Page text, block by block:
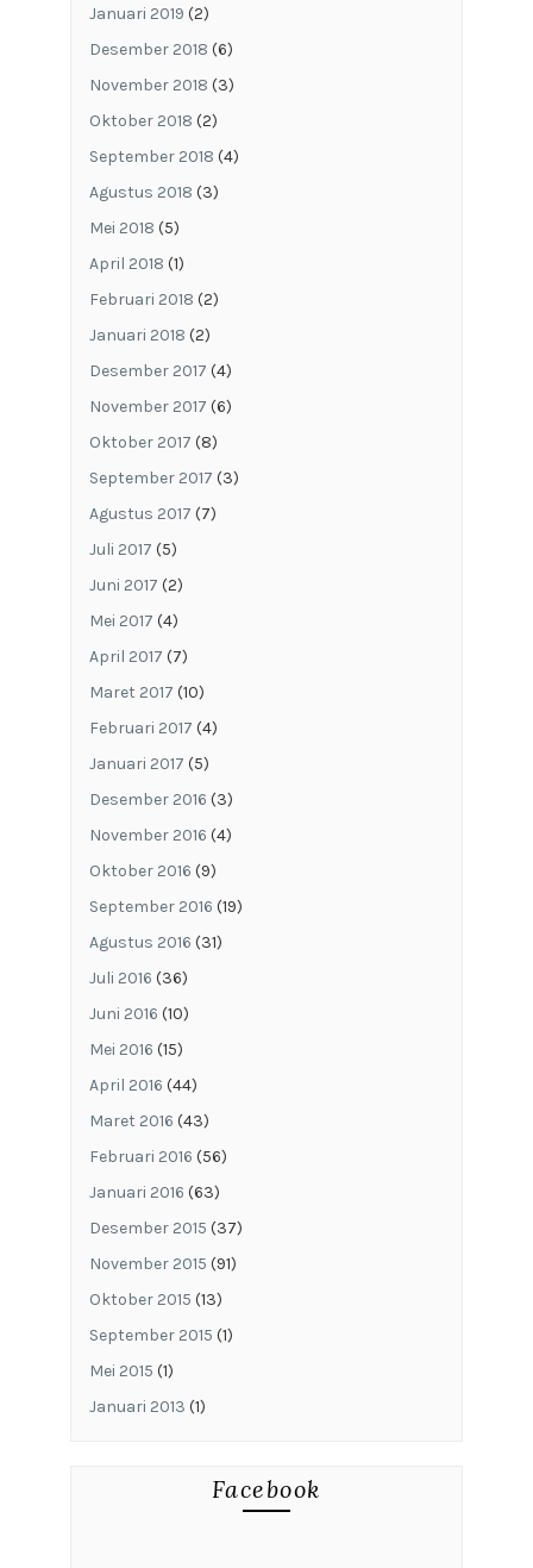
Januari 2019 (2)
Desember 2018 (6)
November 2018 (3)
Oktober 2018 (2)
September 2018 (4)
Agustus 2018 (3)
Mei 2018 (5)
April 2018 (1)
Februari 2018 (2)
Januari 2018 (2)
Desember 2017 (4)
November 2017 (6)
Oktober 2017 (8)
September 2017 (3)
Agustus 2017 (7)
Juli 2017 (5)
Juni 2017 (2)
Mei 2017 (4)
April 2017 (7)
Maret 2017 (10)
Februari 2017 (4)
Januari 2017 (5)
Desember 2016 (3)
November 2016 (4)
Oktober 2016 (9)
September 2016 (19)
Agustus 2016 (31)
Juli 2016 (36)
Juni 2016 (10)
Mei 2016 (15)
April 2016 (44)
Maret 2016 (43)
Februari 2016 (56)
Januari 2016 (63)
Desember 2015 (37)
November 2015 (91)
Oktober 2015 (13)
September 2015 (1)
Mei 2015 (1)
Januari 2013 (1)
Facebook